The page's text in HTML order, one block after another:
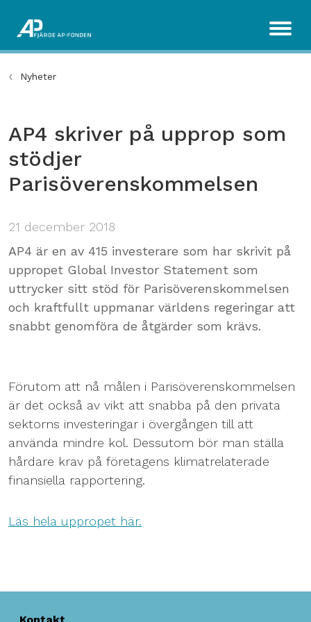
Nyheter
AP4 skriver på upprop som
stödjer
Parisöverenskommelsen
21 december 2018
AP4 är en av 415 investerare som har skrivit på
uppropet Global Investor Statement som
uttrycker sitt stöd för Parisöverenskommelsen
och kraftfullt uppmanar världens regeringar att
snabbt genomföra de åtgärder som krävs.
Förutom att nå målen i Parisöverenskommelsen
är det också av vikt att snabba på den privata
sektorns investeringar i övergången till att
använda mindre kol. Dessutom bör man ställa
hårdare krav på företagens klimatrelaterade
finansiella rapportering.
Läs hela uppropet här.